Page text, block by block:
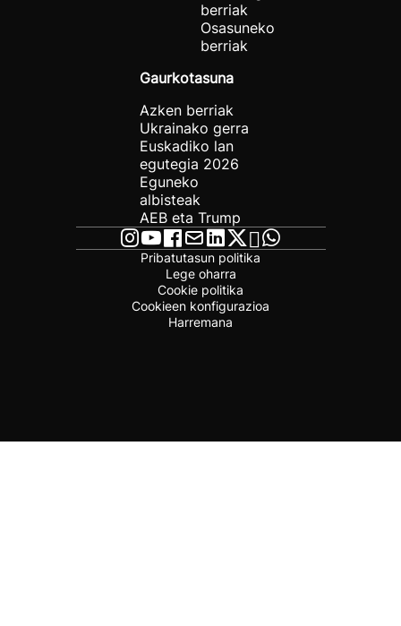
berriak
Osasuneko
berriak
Gaurkotasuna
Azken berriak
Ukrainako gerra
Euskadiko lan
egutegia 2026
Eguneko
albisteak
AEB eta Trump
Pribatutasun politika
Lege oharra
Cookie politika
Cookieen konfigurazioa
Harremana